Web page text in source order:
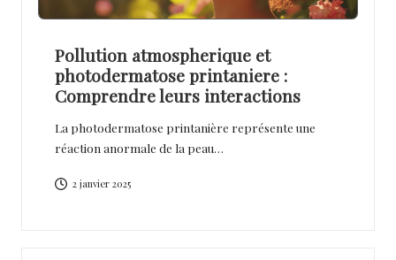
Pollution atmospherique et
photodermatose printaniere :
Comprendre leurs interactions
La photodermatose printanière représente une
réaction anormale de la peau…
2 janvier 2025